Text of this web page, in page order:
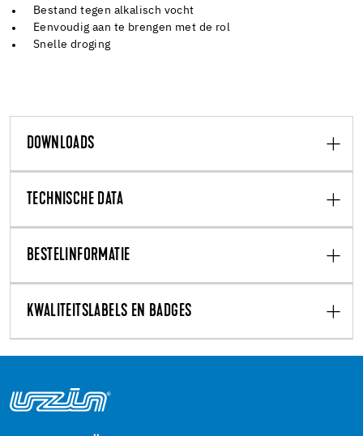
Bestand tegen alkalisch vocht
Eenvoudig aan te brengen met de rol
Snelle droging
DOWNLOADS
TECHNISCHE DATA
BESTELINFORMATIE
KWALITEITSLABELS EN BADGES